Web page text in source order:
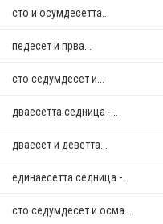
сто и осумдесетта...
педесет и прва...
сто седумдесет и...
дваесетта седница -...
дваесет и деветта...
единаесетта седница -...
сто седумдесет и осма...